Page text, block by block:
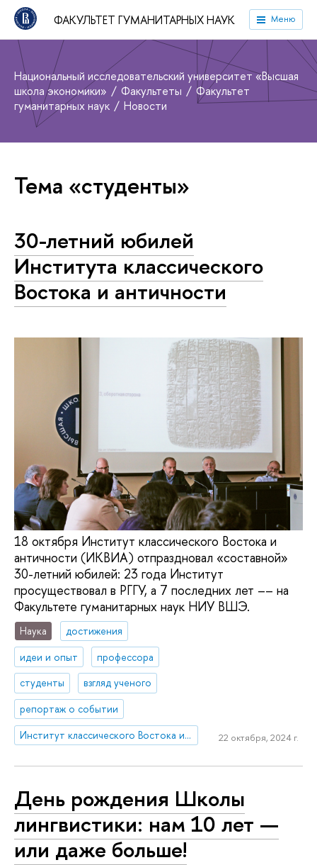
ФАКУЛЬТЕТ ГУМАНИТАРНЫХ НАУК Меню
Национальный исследовательский университет «Высшая
школа экономики»
Факультеты
Факультет
гуманитарных наук
Новости
Тема «студенты»
30-летний юбилей
Института классического
Востока и античности
18 октября Институт классического Востока и
античности (ИКВИА) отпраздновал «составной»
30-летний юбилей: 23 года Институт
просуществовал в РГГУ, а 7 последних лет –– на
Факультете гуманитарных наук НИУ ВШЭ.
Наука
достижения
идеи и опыт
профессора
студенты
взгляд ученого
репортаж о событии
Институт классического Востока и античности
22 октября, 2024 г.
День рождения Школы
лингвистики: нам 10 лет —
или даже больше!